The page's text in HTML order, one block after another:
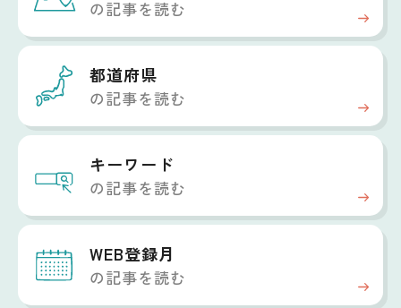
の記事を読む
都道府県
の記事を読む
キーワード
の記事を読む
WEB登録月
の記事を読む